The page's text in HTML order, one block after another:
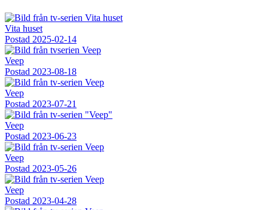
Vita huset
Postad 2025-02-14
Veep
Postad 2023-08-18
Veep
Postad 2023-07-21
Veep
Postad 2023-06-23
Veep
Postad 2023-05-26
Veep
Postad 2023-04-28